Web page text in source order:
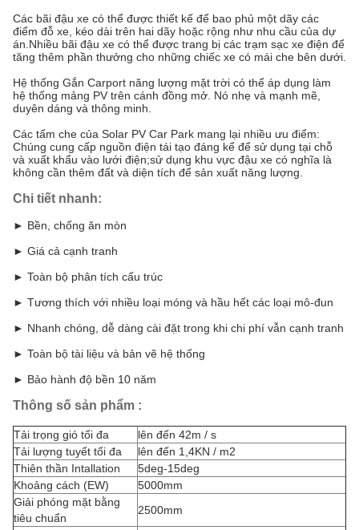
Các bãi đậu xe có thể được thiết kế để bao phủ một dãy các
điểm đỗ xe, kéo dài trên hai dãy hoặc rộng như nhu cầu của dự
án.Nhiều bãi đậu xe có thể được trang bị các trạm sạc xe điện để
tăng thêm phần thưởng cho những chiếc xe có mái che bên dưới.
Hệ thống Gắn Carport năng lượng mặt trời có thể áp dụng làm
hệ thống mảng PV trên cánh đồng mở. Nó nhẹ và mạnh mẽ,
duyên dáng và thông minh.
Các tấm che của Solar PV Car Park mang lại nhiều ưu điểm:
Chúng cung cấp nguồn điện tái tạo đáng kể để sử dụng tại chỗ
và xuất khẩu vào lưới điện;sử dụng khu vực đậu xe có nghĩa là
không cần thêm đất và diện tích để sản xuất năng lượng.
Chi tiết nhanh:
► Bền, chống ăn mòn
► Giá cả cạnh tranh
► Toàn bộ phân tích cấu trúc
► Tương thích với nhiều loại móng và hầu hết các loại mô-đun
► Nhanh chóng, dễ dàng cài đặt trong khi chi phí vẫn cạnh tranh
► Toàn bộ tài liệu và bản vẽ hệ thống
► Bảo hành độ bền 10 năm
Thông số sản phẩm :
Tải trọng gió tối đa
lên đến 42m / s
Tải lượng tuyết tối đa
lên đến 1,4KN / m2
Thiên thần Intallation
5deg-15deg
Khoảng cách (EW)
5000mm
Giải phóng mặt bằng
tiêu chuẩn
2500mm